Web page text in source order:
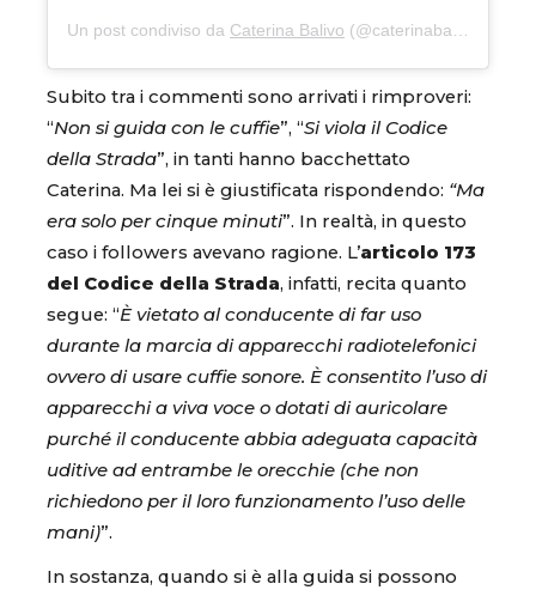
Un post condiviso da Caterina Balivo (@caterinabalivo) in data:
Subito tra i commenti sono arrivati i rimproveri:
“Non si guida con le cuffie”, “Si viola il Codice
della Strada”, in tanti hanno bacchettato
Caterina. Ma lei si è giustificata rispondendo: “Ma
era solo per cinque minuti”. In realtà, in questo
caso i followers avevano ragione. L’articolo 173
del Codice della Strada, infatti, recita quanto
segue: “È vietato al conducente di far uso
durante la marcia di apparecchi radiotelefonici
ovvero di usare cuffie sonore. È consentito l’uso di
apparecchi a viva voce o dotati di auricolare
purché il conducente abbia adeguata capacità
uditive ad entrambe le orecchie (che non
richiedono per il loro funzionamento l’uso delle
mani)”.
In sostanza, quando si è alla guida si possono